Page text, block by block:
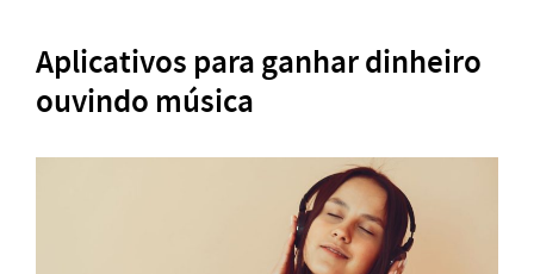
Aplicativos para ganhar dinheiro
ouvindo música